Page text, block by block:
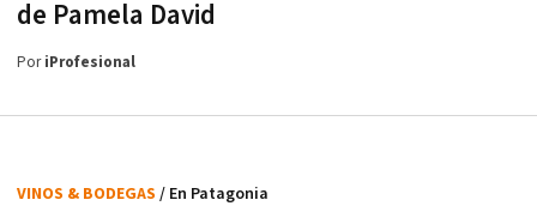
de Pamela David
PoriProfesional
VINOS & BODEGAS / En Patagonia